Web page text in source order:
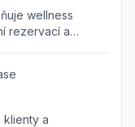
wellness
rezervací a
klienty a